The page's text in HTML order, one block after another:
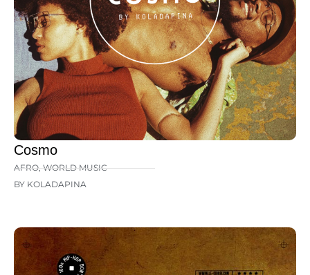
Cosmo
AFRO,WORLD MUSIC
BY KOLADAPINA